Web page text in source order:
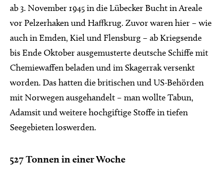
ab 3. November 1945 in die Lübecker Bucht in Areale
vor Pelzerhaken und Haffkrug. Zuvor waren hier – wie
auch in Emden, Kiel und Flensburg – ab Kriegsende
bis Ende Oktober ausgemusterte deutsche Schiffe mit
Chemiewaffen beladen und im Skagerrak versenkt
worden. Das hatten die britischen und US-Behörden
mit Norwegen ausgehandelt – man wollte Tabun,
Adamsit und weitere hochgiftige Stoffe in tiefen
Seegebieten loswerden.
527 Tonnen in einer Woche